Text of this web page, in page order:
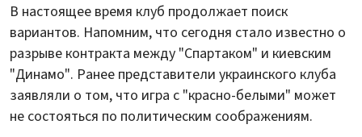
В настоящее время клуб продолжает поиск
вариантов. Напомним, что сегодня стало известно о
разрыве контракта между "Спартаком" и киевским
"Динамо". Ранее представители украинского клуба
заявляли о том, что игра с "красно-белыми" может
не состояться по политическим соображениям.